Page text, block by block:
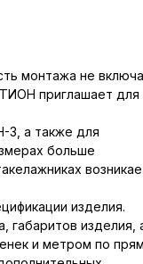
монтажа не
приглашает для
3, а также для
больше
изделия.
габаритов изделия,
и метром по